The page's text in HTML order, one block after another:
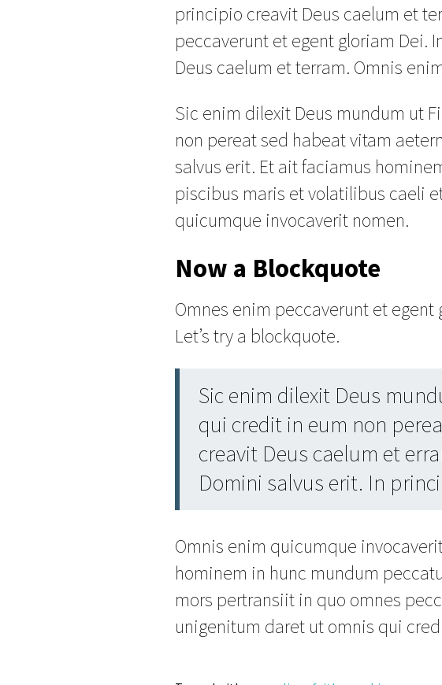
principio creavit Deus caelum et
peccaverunt et egent gloriam Dei.
Deus caelum et terram. Omnis
Sic enim dilexit Deus mundum ut
non pereat sed habeat vitam
salvus erit. Et ait faciamus
piscibus maris et volatilibus caeli
quicumque invocaverit nomen.
Now a Blockquote
Omnes enim peccaverunt et
Let’s try a blockquote.
Sic enim dilexit Deus
qui credit in eum non
creavit Deus caelum et
Domini salvus erit. In
Omnis enim quicumque
hominem in hunc mundum
mors pertransiit in quo omnes
unigenitum daret ut omnis qui